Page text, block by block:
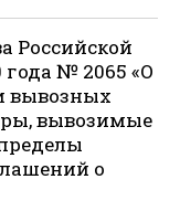
Российской
года № 2065 «О
вывозных
вывозимые
о